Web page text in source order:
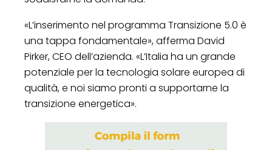
«L’inserimento nel programma Transizione 5.0 è
una tappa fondamentale», afferma David
Pirker, CEO dell’azienda. «L’Italia ha un grande
potenziale per la tecnologia solare europea di
qualità, e noi siamo pronti a supportarne la
transizione energetica».